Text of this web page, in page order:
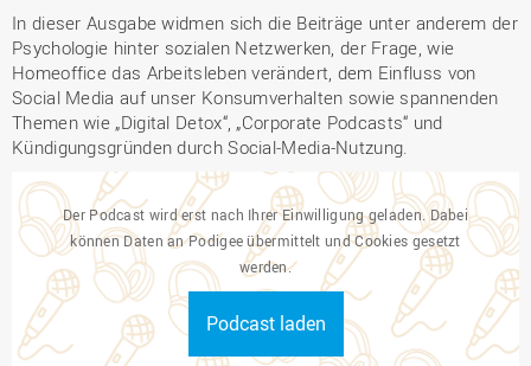
In dieser Ausgabe widmen sich die Beiträge unter anderem der
Psychologie hinter sozialen Netzwerken, der Frage, wie
Homeoffice das Arbeitsleben verändert, dem Einfluss von
Social Media auf unser Konsumverhalten sowie spannenden
Themen wie „Digital Detox“, „Corporate Podcasts“ und
Kündigungsgründen durch Social-Media-Nutzung.
Der Podcast wird erst nach Ihrer Einwilligung geladen. Dabei
können Daten an Podigee übermittelt und Cookies gesetzt
werden.
Podcast laden